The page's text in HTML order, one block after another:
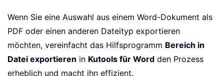
Wenn Sie eine Auswahl aus einem Word-Dokument als
PDF oder einen anderen Dateityp exportieren
möchten, vereinfacht das Hilfsprogramm Bereich in
Datei exportieren in Kutools für Word den Prozess
erheblich und macht ihn effizient.